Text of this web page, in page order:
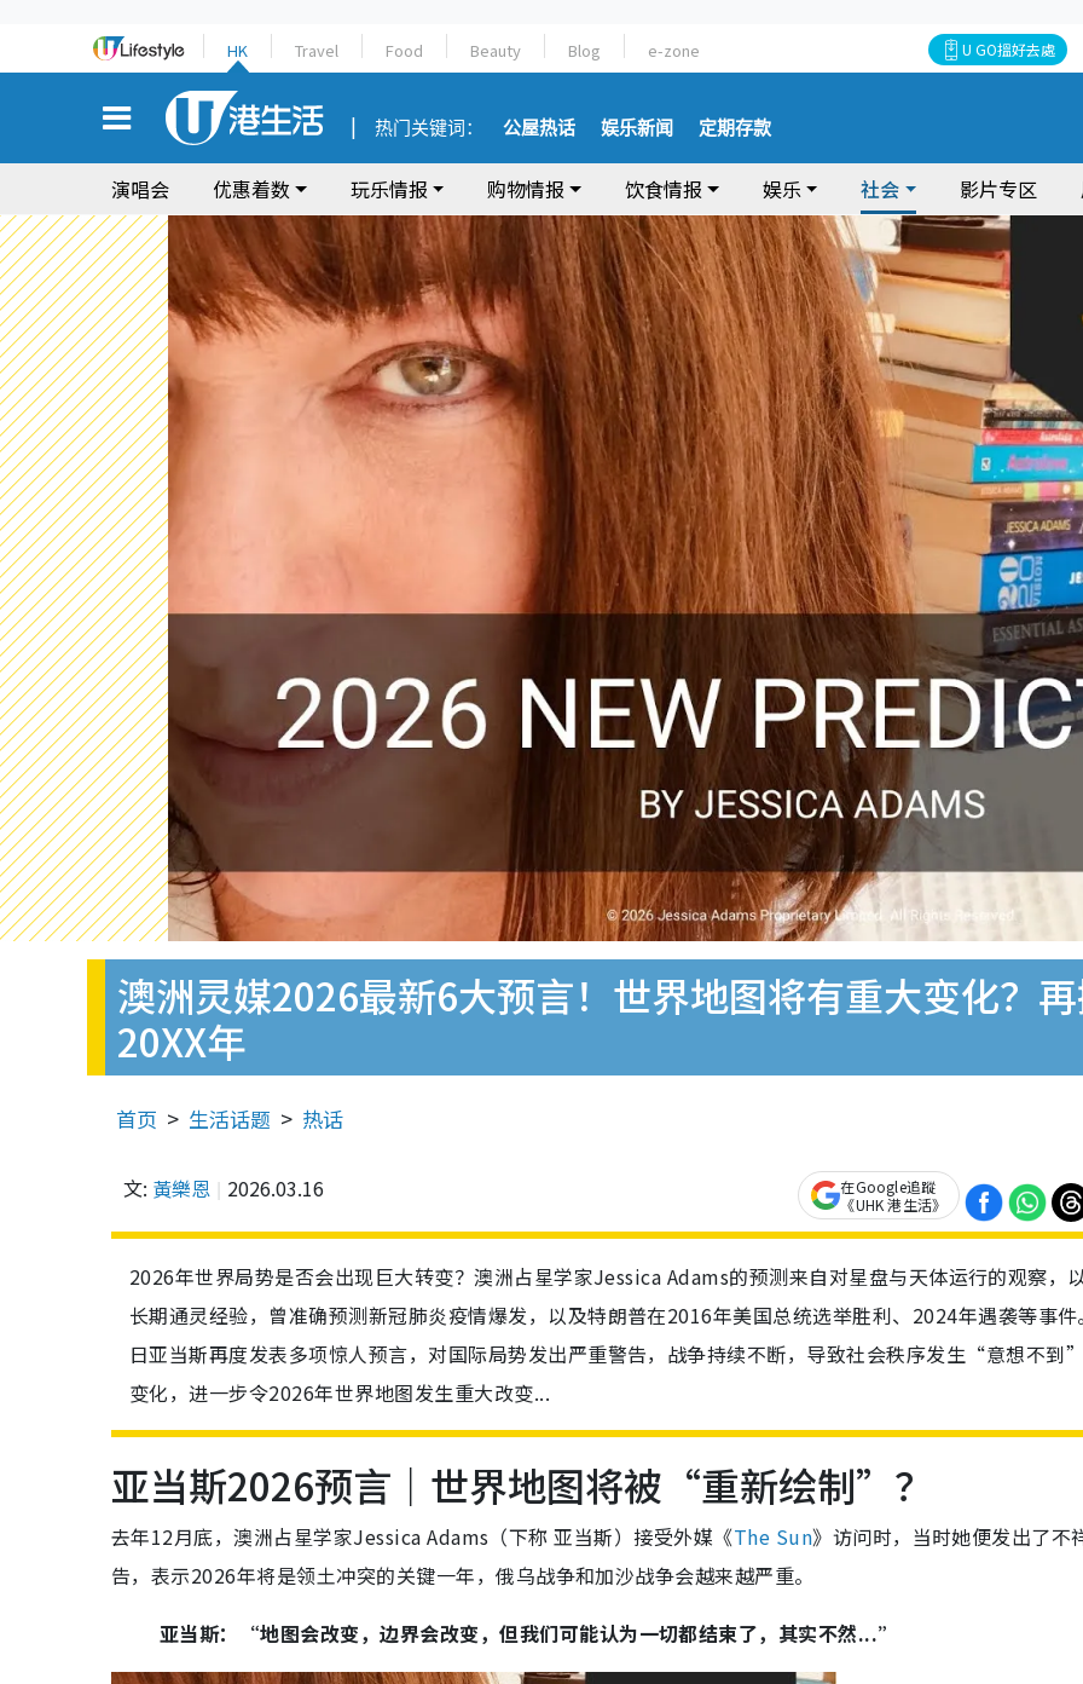
HK Travel Food Beauty Blog e-zone U GO搵好去處
热门关键词： 公屋热话 娱乐新闻 定期存款
演唱会 优惠着数 玩乐情报 购物情报 饮食情报 娱乐 社会 影片专区
澳洲灵媒2026最新6大预言！世界地图将有重大变化？
20XX年
首页 生活话题 热话
文: 黃樂恩 2026.03.16
在Google追蹤
《UHK 港生活》
2026年世界局势是否会出现巨大转变？澳洲占星学家Jessica Adams的预测来自对星盘与天体运行的观察，
长期通灵经验，曾准确预测新冠肺炎疫情爆发，以及特朗普在2016年美国总统选举胜利、2024年遇袭等事件
日亚当斯再度发表多项惊人预言，对国际局势发出严重警告，战争持续不断，导致社会秩序发生“意想不到
变化，进一步令2026年世界地图发生重大改变...
亚当斯2026预言｜世界地图将被“重新绘制”？
去年12月底，澳洲占星学家Jessica Adams（下称 亚当斯）接受外媒《The Sun》访问时，当时她便发出了不
告，表示2026年将是领土冲突的关键一年，俄乌战争和加沙战争会越来越严重。
亚当斯：“地图会改变，边界会改变，但我们可能认为一切都结束了，其实不然...”